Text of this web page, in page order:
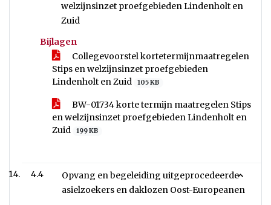
welzijnsinzet proefgebieden Lindenholt en
Zuid
Bijlagen
Collegevoorstel kortetermijnmaatregelen
Stips en welzijnsinzet proefgebieden
Lindenholt en Zuid
105 KB
BW-01734 korte termijn maatregelen Stips
en welzijnsinzet proefgebieden Lindenholt en
Zuid
199 KB
4.4
Opvang en begeleiding uitgeprocedeerde
asielzoekers en daklozen Oost-Europeanen